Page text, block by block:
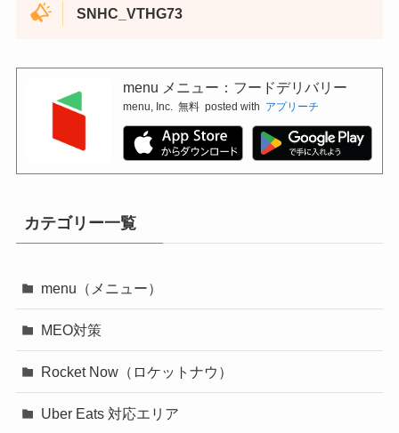
SNHC_VTHG73
menu メニュー：フードデリバリー
menu, Inc. 無料 posted with アプリーチ
カテゴリー一覧
menu（メニュー）
MEO対策
Rocket Now（ロケットナウ）
Uber Eats 対応エリア